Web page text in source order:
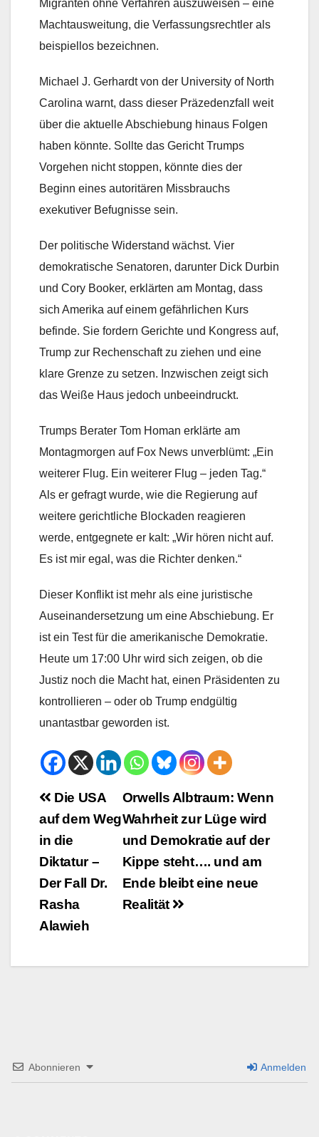
Migranten ohne Verfahren auszuweisen – eine
Machtausweitung, die Verfassungsrechtler als
beispiellos bezeichnen.
Michael J. Gerhardt von der University of North
Carolina warnt, dass dieser Präzedenzfall weit
über die aktuelle Abschiebung hinaus Folgen
haben könnte. Sollte das Gericht Trumps
Vorgehen nicht stoppen, könnte dies der
Beginn eines autoritären Missbrauchs
exekutiver Befugnisse sein.
Der politische Widerstand wächst. Vier
demokratische Senatoren, darunter Dick Durbin
und Cory Booker, erklärten am Montag, dass
sich Amerika auf einem gefährlichen Kurs
befinde. Sie fordern Gerichte und Kongress auf,
Trump zur Rechenschaft zu ziehen und eine
klare Grenze zu setzen. Inzwischen zeigt sich
das Weiße Haus jedoch unbeeindruckt.
Trumps Berater Tom Homan erklärte am
Montagmorgen auf Fox News unverblümt: „Ein
weiterer Flug. Ein weiterer Flug – jeden Tag.“
Als er gefragt wurde, wie die Regierung auf
weitere gerichtliche Blockaden reagieren
werde, entgegnete er kalt: „Wir hören nicht auf.
Es ist mir egal, was die Richter denken.“
Dieser Konflikt ist mehr als eine juristische
Auseinandersetzung um eine Abschiebung. Er
ist ein Test für die amerikanische Demokratie.
Heute um 17:00 Uhr wird sich zeigen, ob die
Justiz noch die Macht hat, einen Präsidenten zu
kontrollieren – oder ob Trump endgültig
unantastbar geworden ist.
Beitrags-
Navigation
Orwells Albtraum: Wenn
Wahrheit zur Lüge wird
und Demokratie auf der
Kippe steht…. und am
Ende bleibt eine neue
Realität
Die USA
auf dem Weg
in die
Diktatur –
Der Fall Dr.
Rasha
Alawieh
Abonnieren Anmelden